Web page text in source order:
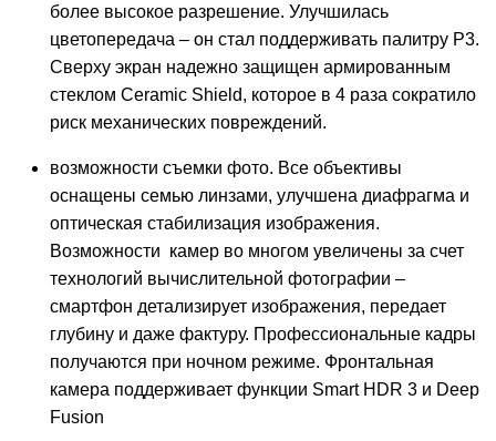
более высокое разрешение. Улучшилась
цветопередача – он стал поддерживать палитру Р3.
Сверху экран надежно защищен армированным
стеклом Ceramic Shield, которое в 4 раза сократило
риск механических повреждений.
возможности съемки фото. Все объективы
оснащены семью линзами, улучшена диафрагма и
оптическая стабилизация изображения.
Возможности камер во многом увеличены за счет
технологий вычислительной фотографии –
смартфон детализирует изображения, передает
глубину и даже фактуру. Профессиональные кадры
получаются при ночном режиме. Фронтальная
камера поддерживает функции Smart HDR 3 и Deep
Fusion